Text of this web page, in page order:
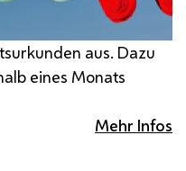
aus. Dazu
eines Monats
Mehr Infos